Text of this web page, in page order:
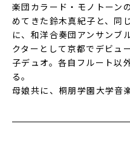
楽団カラード・モノトーン
めてきた鈴木真紀子と、同
に、和洋合奏団アンサンブ
クターとして京都でデビュ
子デュオ。各自フルート以
る。
母娘共に、桐朋学園大学音